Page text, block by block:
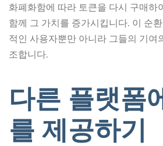
화폐화함에 따라 토큰을 다시 구매하
함께 그 가치를 증가시킵니다. 이 순
적인 사용자뿐만 아니라 그들의 기여
조합니다.
다른 플랫폼
를 제공하기